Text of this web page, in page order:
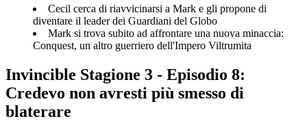
Cecil cerca di riavvicinarsi a Mark e gli propone di
diventare il leader dei Guardiani del Globo
Mark si trova subito ad affrontare una nuova minaccia:
Conquest, un altro guerriero dell'Impero Viltrumita
Invincible Stagione 3 - Episodio 8:
Credevo non avresti più smesso di
blaterare